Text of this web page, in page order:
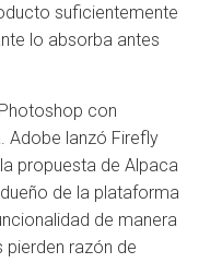
suficientemente
lo absorba antes
con
Adobe lanzó Firefly
propuesta de Alpaca
de la plataforma
de manera
pierden razón de